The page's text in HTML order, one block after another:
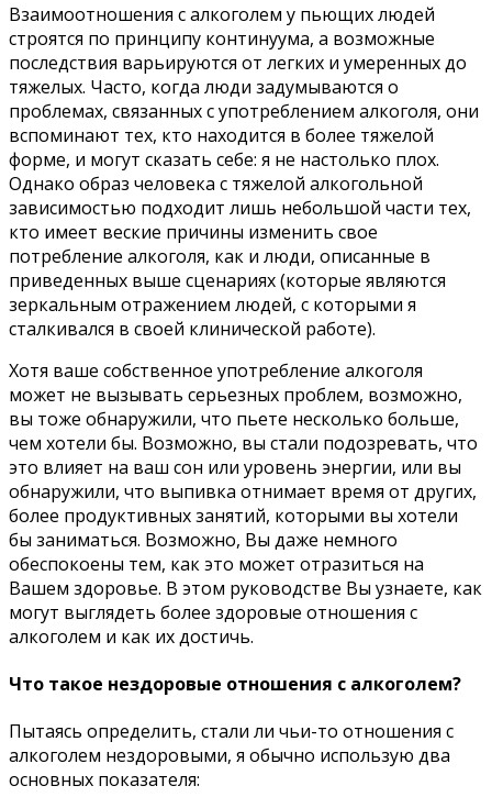
Взаимоотношения с алкоголем у пьющих людей
строятся по принципу континуума, а возможные
последствия варьируются от легких и умеренных до
тяжелых. Часто, когда люди задумываются о
проблемах, связанных с употреблением алкоголя, они
вспоминают тех, кто находится в более тяжелой
форме, и могут сказать себе: я не настолько плох.
Однако образ человека с тяжелой алкогольной
зависимостью подходит лишь небольшой части тех,
кто имеет веские причины изменить свое
потребление алкоголя, как и люди, описанные в
приведенных выше сценариях (которые являются
зеркальным отражением людей, с которыми я
сталкивался в своей клинической работе).
Хотя ваше собственное употребление алкоголя
может не вызывать серьезных проблем, возможно,
вы тоже обнаружили, что пьете несколько больше,
чем хотели бы. Возможно, вы стали подозревать, что
это влияет на ваш сон или уровень энергии, или вы
обнаружили, что выпивка отнимает время от других,
более продуктивных занятий, которыми вы хотели
бы заниматься. Возможно, Вы даже немного
обеспокоены тем, как это может отразиться на
Вашем здоровье. В этом руководстве Вы узнаете, как
могут выглядеть более здоровые отношения с
алкоголем и как их достичь.
Что такое нездоровые отношения с алкоголем?
Пытаясь определить, стали ли чьи-то отношения с
алкоголем нездоровыми, я обычно использую два
основных показателя: